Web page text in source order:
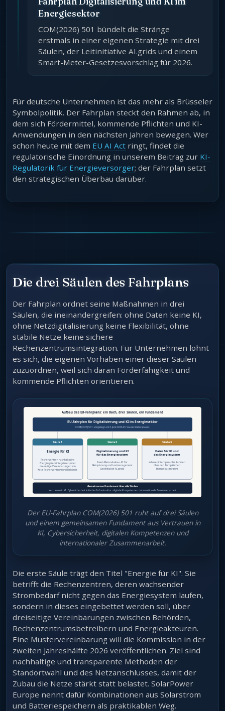
Energiesektor
COM(2026) 501 bündelt die Stränge
erstmals in einer eigenen Strategie mit drei
Säulen, der Leitinitiative AI.grids und einem
Smart-Meter-Gesetzesvorschlag für 2026.
Für deutsche Unternehmen ist das mehr als Brüsseler
Symbolpolitik. Der Fahrplan steckt den Rahmen ab, in
dem sich Fördermittel, kommende Pflichten und KI-
Anwendungen in den nächsten Jahren bewegen. Wer
schon heute mit dem EU AI Act ringt, findet die
regulatorische Einordnung in unserem Beitrag zur KI-
Regulatorik für Energieversorger; der Fahrplan setzt
den strategischen Überbau darüber.
Die drei Säulen des Fahrplans
Der Fahrplan ordnet seine Maßnahmen in drei
Säulen, die ineinandergreifen: ohne Daten keine KI,
ohne Netzdigitalisierung keine Flexibilität, ohne
stabile Netze keine sichere
Rechenzentrumsintegration. Für Unternehmen lohnt
es sich, die eigenen Vorhaben einer dieser Säulen
zuzuordnen, weil sich daran Förderfähigkeit und
kommende Pflichten orientieren.
Der EU-Fahrplan COM(2026) 501 ruht auf drei Säulen
und einem gemeinsamen Fundament aus Vertrauen in
KI, Cybersicherheit, digitalen Kompetenzen und
internationaler Zusammenarbeit.
Die erste Säule trägt den Titel "Energie für KI". Sie
betrifft die Rechenzentren, deren wachsender
Strombedarf nicht gegen das Energiesystem laufen,
sondern in dieses eingebettet werden soll, über
dreiseitige Vereinbarungen zwischen Behörden,
Rechenzentrumsbetreibern und Energieakteuren.
Eine Mustervereinbarung will die Kommission in der
zweiten Jahreshälfte 2026 veröffentlichen. Ziel sind
nachhaltige und transparente Methoden der
Standortwahl und des Netzanschlusses, damit der
Zubau die Netze stärkt statt belastet. SolarPower
Europe nennt dafür Kombinationen aus Solarstrom
und Batteriespeichern als praktikablen Weg.